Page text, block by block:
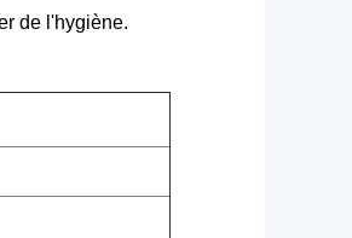
de l'hygiène.